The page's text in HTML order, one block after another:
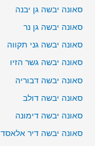
סאונה יבשה גן יבנה
סאונה יבשה גן נר
סאונה יבשה גני תקווה
סאונה יבשה גשר הזיו
סאונה יבשה דבוריה
סאונה יבשה דולב
סאונה יבשה דימונה
סאונה יבשה דיר אלאסד